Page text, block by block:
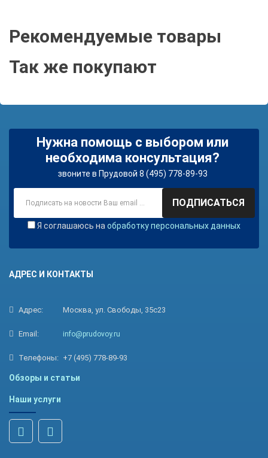
Рекомендуемые товары
Так же покупают
Нужна помощь с выбором или
необходима консультация?
звоните в Прудовой 8 (495) 778-89-93
ПОДПИСАТЬСЯ
Я соглашаюсь на обработку персональных данных
АДРЕС И КОНТАКТЫ
Адрес: Москва, ул. Свободы, 35с23
Email: info@prudovoy.ru
Телефоны: +7 (495) 778-89-93
Обзоры и статьи
Наши услуги